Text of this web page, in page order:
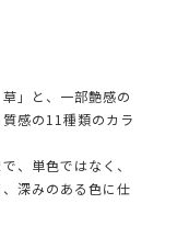
」と、一部艶感の
感の11種類のカラ
、単色ではなく、
深みのある色に仕